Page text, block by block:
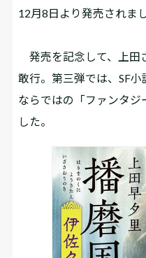
12月8日より発売されまし
発売を記念して、上田
敢行。第三弾では、SF
ならではの「ファンタジ
した。